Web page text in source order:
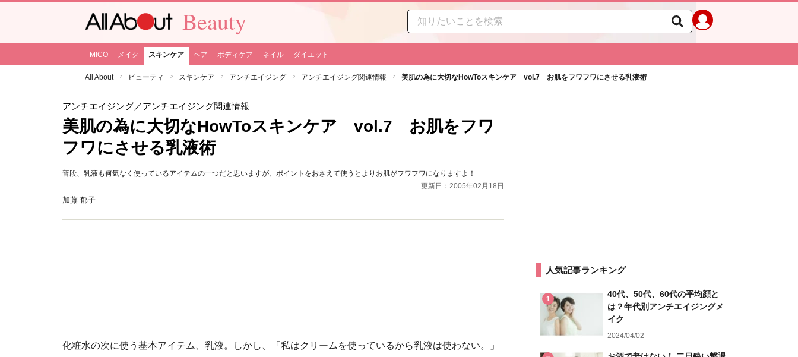
Beauty
MICO メイク スキンケア ヘア ボディケア ネイル ダイエット
All About ビューティ スキンケア アンチエイジング アンチエイジング関連情報 美肌の為に大切なHowToスキンケア vol.7 お肌をフワフワにさせる乳液術
アンチエイジング／アンチエイジング関連情報
美肌の為に大切なHowToスキンケア vol.7 お肌をフワ
フワにさせる乳液術
普段、乳液も何気なく使っているアイテムの一つだと思いますが、ポイントをおさえて使うとよりお肌がフワフワになりますよ！
更新日：2005年02月18日
加藤 郁子
化粧水の次に使う基本アイテム、 乳液。しかし、「私はクリームを使っているから乳液は使わない。」
人気記事ランキング
1
40代、50代、60代の平均顔と
は？年代別アンチエイジングメ
イク
2024/04/02